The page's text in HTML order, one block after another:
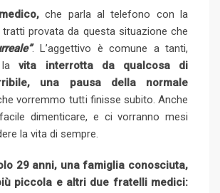
che parla al telefono con la
provata da questa situazione che
. L’aggettivo è comune a tanti,
vita interrotta da qualcosa di
una pausa della normale
vorremmo tutti finisse subito. Anche
dimenticare, e ci vorranno mesi
la vita di sempre.
29 anni, una famiglia conosciuta,
piccola e altri due fratelli medici: